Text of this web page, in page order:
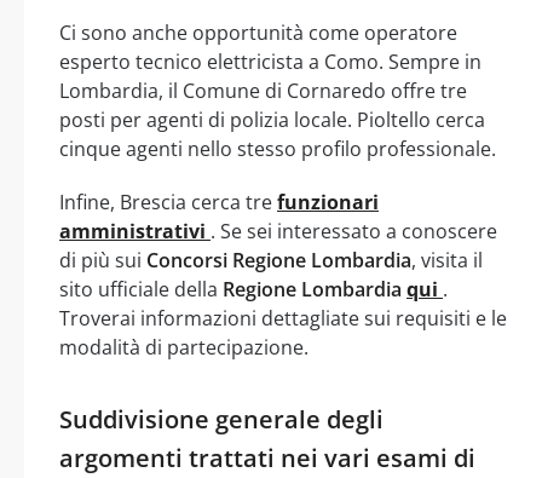
Ci sono anche opportunità come operatore
esperto tecnico elettricista a Como. Sempre in
Lombardia, il Comune di Cornaredo offre tre
posti per agenti di polizia locale. Pioltello cerca
cinque agenti nello stesso profilo professionale.
Infine, Brescia cerca trefunzionari
amministrativi . Se sei interessato a conoscere
di più sui Concorsi Regione Lombardia, visita il
sito ufficiale della Regione Lombardia qui .
Troverai informazioni dettagliate sui requisiti e le
modalità di partecipazione.
Suddivisione generale degli
argomenti trattati nei vari esami di